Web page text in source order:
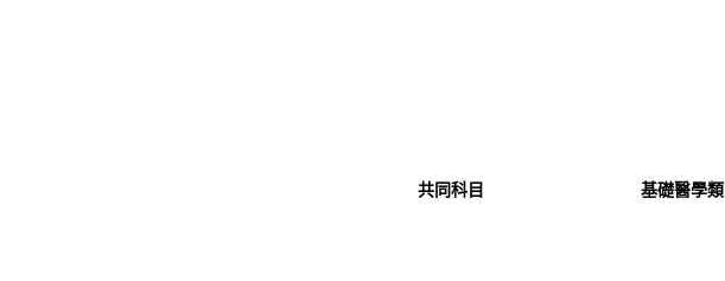
共同科目 基礎醫學類